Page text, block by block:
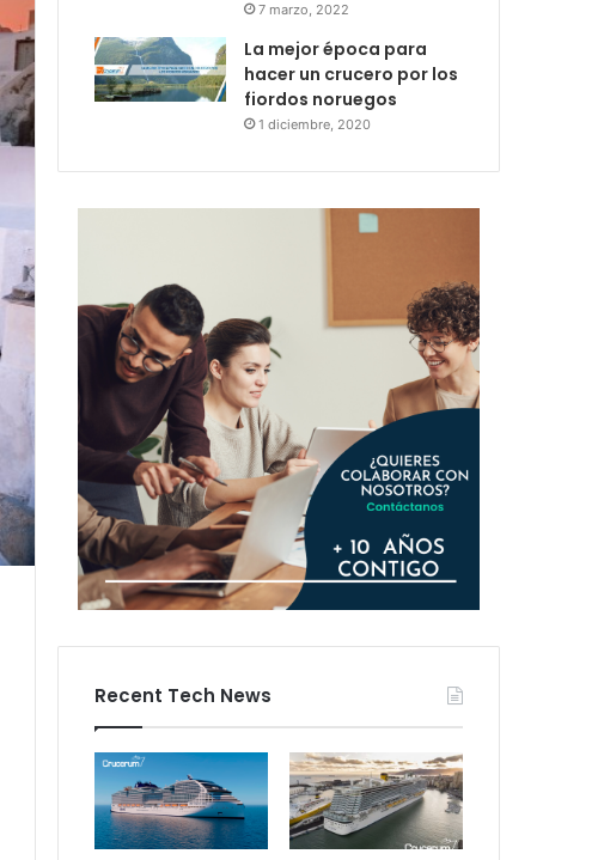
7 marzo, 2022
La mejor época para
hacer un crucero por los
fiordos noruegos
1 diciembre, 2020
Recent Tech News